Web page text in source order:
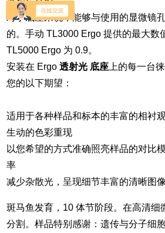
对于底座来说，能够与使用的显微镜
的。手动 TL3000 Ergo 提供的最大数
TL5000 Ergo 为 0.9。
安装在 Ergo透射光 底座 上的每一台
您的以下期望：
适用于各种样品和标本的丰富的相衬
生动的色彩重现
以您希望的方式准确照亮样品的对比
率
减少杂散光，呈现细节丰富的清晰图像
斑马鱼发育，10 体节阶段。在高清细
分割。样品特别感谢：遗传与分子细